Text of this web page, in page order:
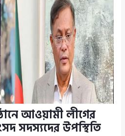
আওয়ামী লীগের
সদস্যদের উপস্থিতি